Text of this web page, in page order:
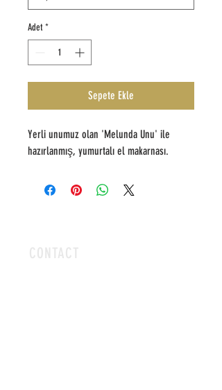
Adet *
Sepete Ekle
Yerli unumuz olan 'Melunda Unu' ile
hazırlanmış, yumurtalı el makarnası.